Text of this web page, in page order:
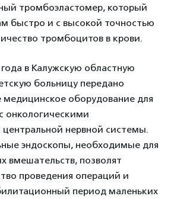
тромбоэластомер, который
быстро и с высокой точностью
тромбоцитов в крови.
в Калужскую областную
больницу передано
медицинское оборудование для
онкологическими
нервной системы.
эндоскопы, необходимые для
вмешательств, позволят
проведения операций и
период маленьких